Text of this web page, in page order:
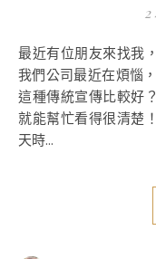
2
最近有位朋友來找我，問了一個非常實際的問題： 「老師，
我們公司最近在煩惱
這種傳統宣傳比較好
就能幫忙看得很清楚
天時...